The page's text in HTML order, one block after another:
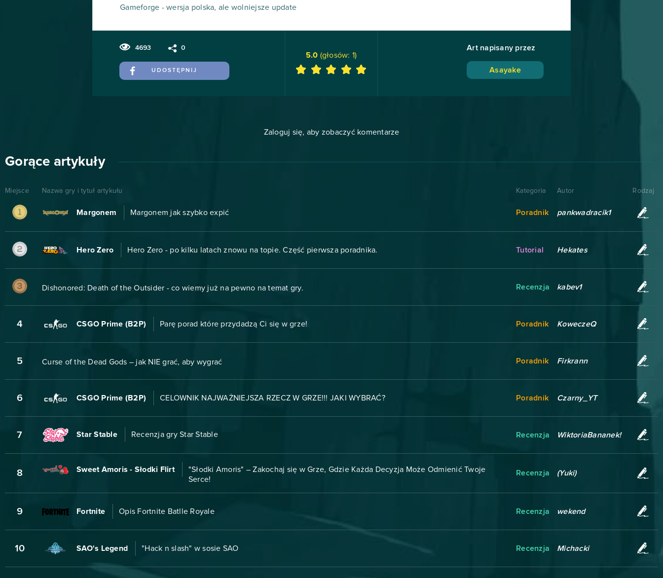
Gameforge - wersja polska, ale wolniejsze update
4693 0
UDOSTĘPNIJ
5.0 (głosów: 1)
Art napisany przez
Asayake
Zaloguj się, aby zobaczyć komentarze
Gorące artykuły
Miejsce Nazwa gry i tytuł artykułu Kategoria Autor Rodzaj
Margonem Margonem jak szybko expić Poradnik pankwadracik1
Hero Zero Hero Zero - po kilku latach znowu na topie. Część pierwsza poradnika. Tutorial Hekates
Dishonored: Death of the Outsider - co wiemy już na pewno na temat gry. Recenzja kabev1
4 CSGO Prime (B2P) Parę porad które przydadzą Ci się w grze! Poradnik KoweczeQ
5 Curse of the Dead Gods – jak NIE grać, aby wygrać Poradnik Firkrann
6 CSGO Prime (B2P) CELOWNIK NAJWAŻNIEJSZA RZECZ W GRZE!!! JAKI WYBRAĆ? Poradnik Czarny_YT
7 Star Stable Recenzja gry Star Stable Recenzja WiktoriaBananek!
8 Sweet Amoris - Słodki Flirt
"Słodki Amoris" – Zakochaj się w Grze, Gdzie Każda Decyzja Może Odmienić Twoje
Serce!
Recenzja (Yuki)
9 Fortnite Opis Fortnite Batlle Royale Recenzja wekend
10 SAO's Legend "Hack n slash" w sosie SAO Recenzja Michacki